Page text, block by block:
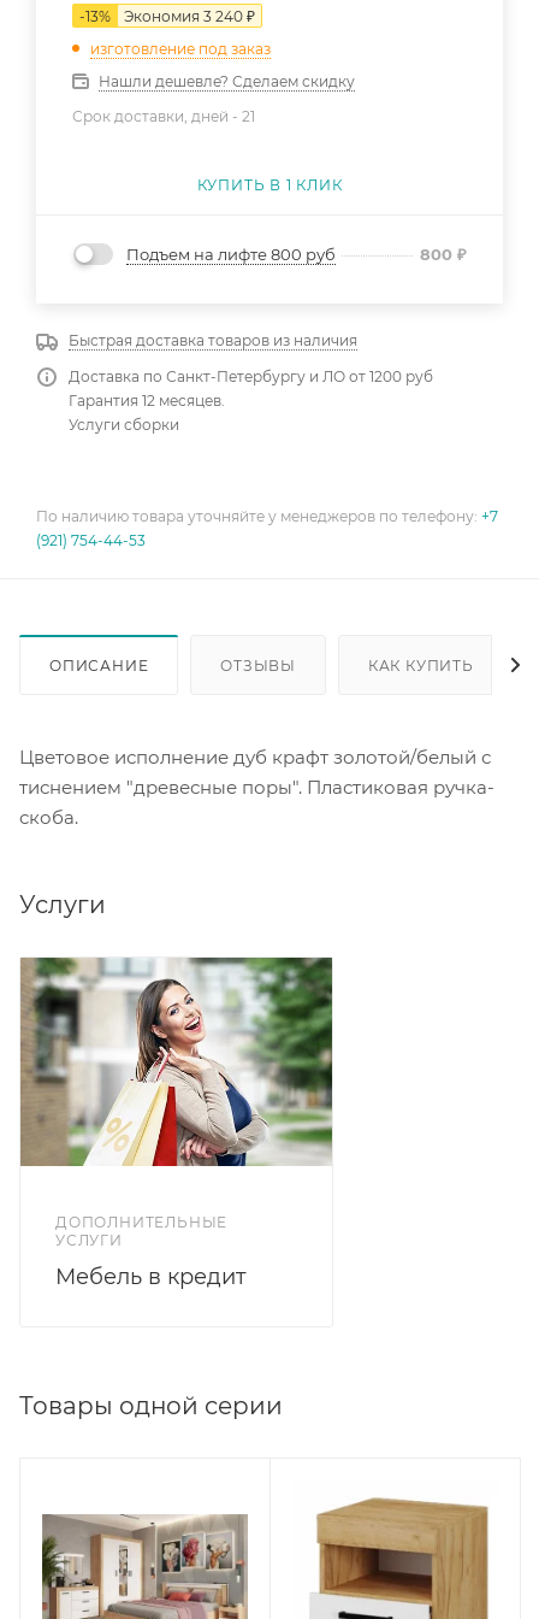
-13% Экономия 3 240 ₽
изготовление под заказ
Нашли дешевле? Сделаем скидку
Срок доставки, дней - 21
КУПИТЬ В 1 КЛИК
Подъем на лифте 800 руб 800 ₽
Быстрая доставка товаров из наличия
Доставка по Санкт-Петербургу и ЛО от 1200 руб
Гарантия 12 месяцев.
Услуги сборки
По наличию товара уточняйте у менеджеров по телефону: +7
(921) 754-44-53
ОПИСАНИЕ ОТЗЫВЫ КАК КУПИТЬ
Цветовое исполнение дуб крафт золотой/белый с
тиснением "древесные поры". Пластиковая ручка-
скоба.
Услуги
ДОПОЛНИТЕЛЬНЫЕ
УСЛУГИ
Мебель в кредит
Товары одной серии